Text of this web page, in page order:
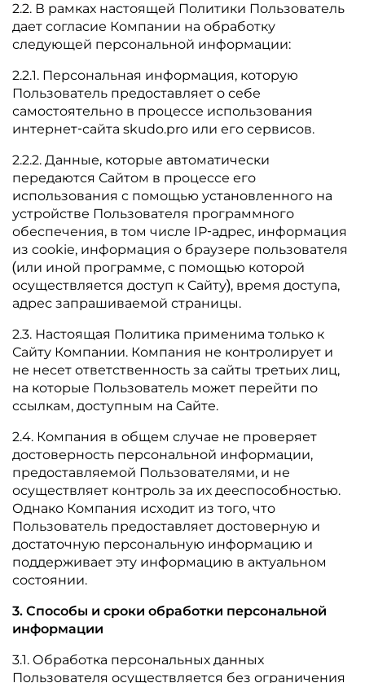
2.2. В рамках настоящей Политики Пользователь
дает согласие Компании на обработку
следующей персональной информации:
2.2.1. Персональная информация, которую
Пользователь предоставляет о себе
самостоятельно в процессе использования
интернет-сайта skudo.pro или его сервисов.
2.2.2. Данные, которые автоматически
передаются Сайтом в процессе его
использования с помощью установленного на
устройстве Пользователя программного
обеспечения, в том числе IP-адрес, информация
из cookie, информация о браузере пользователя
(или иной программе, с помощью которой
осуществляется доступ к Сайту), время доступа,
адрес запрашиваемой страницы.
2.3. Настоящая Политика применима только к
Сайту Компании. Компания не контролирует и
не несет ответственность за сайты третьих лиц,
на которые Пользователь может перейти по
ссылкам, доступным на Сайте.
2.4. Компания в общем случае не проверяет
достоверность персональной информации,
предоставляемой Пользователями, и не
осуществляет контроль за их дееспособностью.
Однако Компания исходит из того, что
Пользователь предоставляет достоверную и
достаточную персональную информацию и
поддерживает эту информацию в актуальном
состоянии.
3. Способы и сроки обработки персональной
информации
3.1. Обработка персональных данных
Пользователя осуществляется без ограничения